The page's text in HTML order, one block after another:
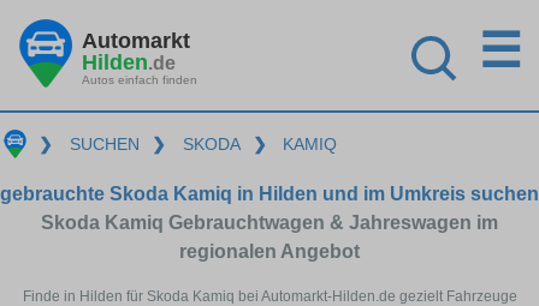
Automarkt
Hilden.de
Autos einfach finden
☰
❯ SUCHEN ❯ SKODA ❯ KAMIQ
gebrauchte Skoda Kamiq in Hilden und im Umkreis suchen
Skoda Kamiq Gebrauchtwagen & Jahreswagen im
regionalen Angebot
Finde in Hilden für Skoda Kamiq bei Automarkt-Hilden.de gezielt Fahrzeuge